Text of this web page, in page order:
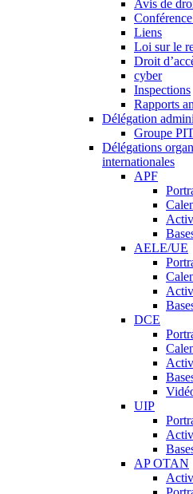
Avis de
Liens
Loi sur le
Droit
cyber
Inspections
Rapports
Délégation
Groupe
Délégations
internationales
APF
AELE/UE
DCE
UIP
AP OTAN